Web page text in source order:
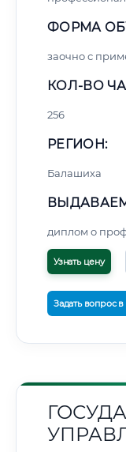
ФОРМА
заочно с
КОЛ-ВО
256
РЕГИОН:
Балашиха
диплом о
Узнать цену
Задать вопрос